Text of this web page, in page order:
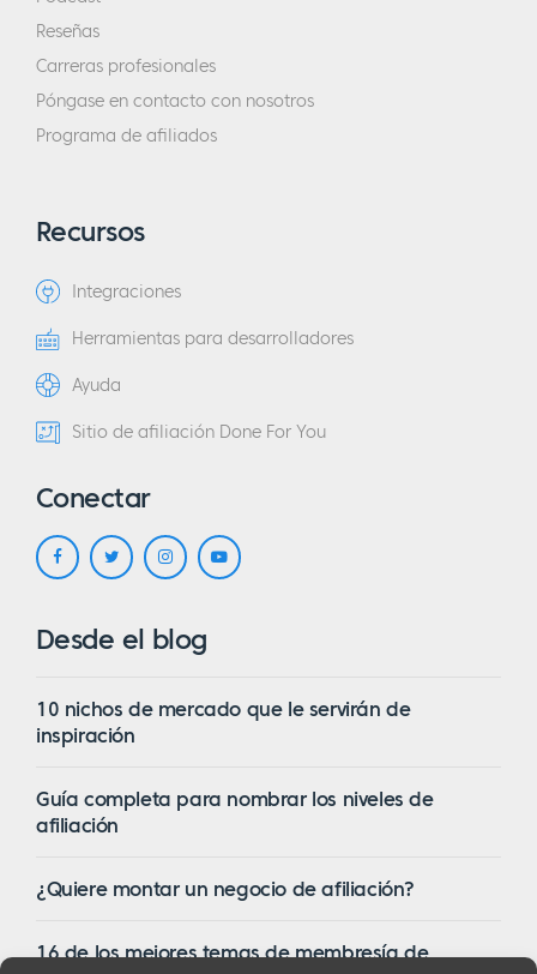
Reseñas
Carreras profesionales
Póngase en contacto con nosotros
Programa de afiliados
Recursos
Integraciones
Herramientas para desarrolladores
Ayuda
Sitio de afiliación Done For You
Conectar
Desde el blog
10 nichos de mercado que le servirán de
inspiración
Guía completa para nombrar los niveles de
afiliación
¿Quiere montar un negocio de afiliación?
16 de los mejores temas de membresía de